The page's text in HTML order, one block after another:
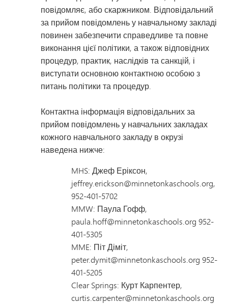
повідомляє, або скаржником. Відповідальний
за прийом повідомлень у навчальному закладі
повинен забезпечити справедливе та повне
виконання цієї політики, а також відповідних
процедур, практик, наслідків та санкцій, і
виступати основною контактною особою з
питань політики та процедур.
Контактна інформація відповідальних за
прийом повідомлень у навчальних закладах
кожного навчального закладу в окрузі
наведена нижче:
MHS: Джеф Еріксон,
jeffrey.erickson@minnetonkaschools.org,
952-401-5702
MMW: Паула Гофф,
paula.hoff@minnetonkaschools.org 952-
401-5305
MME: Піт Діміт,
peter.dymit@minnetonkaschools.org 952-
401-5205
Clear Springs: Курт Карпентер,
curtis.carpenter@minnetonkaschools.org